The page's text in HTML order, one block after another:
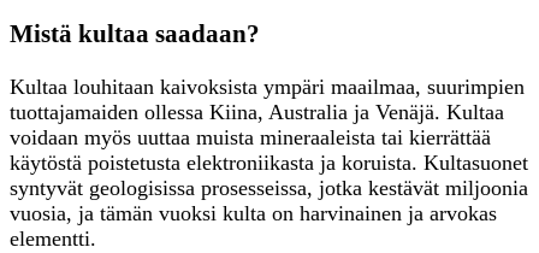
Mistä kultaa saadaan?
Kultaa louhitaan kaivoksista ympäri maailmaa, suurimpien
tuottajamaiden ollessa Kiina, Australia ja Venäjä. Kultaa
voidaan myös uuttaa muista mineraaleista tai kierrättää
käytöstä poistetusta elektroniikasta ja koruista. Kultasuonet
syntyvät geologisissa prosesseissa, jotka kestävät miljoonia
vuosia, ja tämän vuoksi kulta on harvinainen ja arvokas
elementti.